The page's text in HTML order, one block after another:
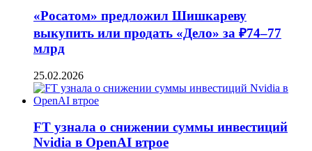
«Росатом» предложил Шишкареву
выкупить или продать «Дело» за ₽74–77
млрд
25.02.2026
FT узнала о снижении суммы инвестиций
Nvidia в OpenAI втрое